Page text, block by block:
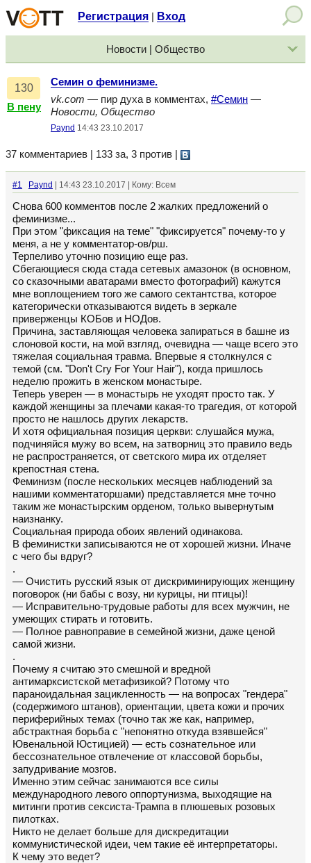
Регистрация Вход
Новости | Общество
130
В пену
Семин о феминизме.
vk.com — пир духа в комментах, #Семин —
Новости, Общество
Paynd 14:43 23.10.2017
37 комментариев | 133 за, 3 против
#1 Paynd | 14:43 23.10.2017 | Кому: Всем
Снова 600 комментов после 2 жалких предложений о
феминизме...
При этом "фиксация на теме" "фиксируется" почему-то у
меня, а не у комментатор-ов/рш.
Терпеливо уточню позицию еще раз.
Сбегающиеся сюда стада сетевых амазонок (в основном,
со сказочными аватарами вместо фотографий) кажутся
мне воплощением того же самого сектантства, которое
категорически отказываются видеть в зеркале
приверженцы КОБов и НОДов.
Причина, заставляющая человека запираться в башне из
слоновой кости, на мой взгляд, очевидна — чаще всего это
тяжелая социальная травма. Впервые я столкнулся с
темой (см. "Don't Cry For Your Hair"), когда пришлось
неделю прожить в женском монастыре.
Теперь уверен — в монастырь не уходят просто так. У
каждой женщины за плечами какая-то трагедия, от которой
просто не нашлось других лекарств.
И хотя официальная позиция церкви: слушайся мужа,
подчиняйся мужу во всем, на затворниц это правило ведь
не распространяется, от светского мира их отделяет
крепостная стена.
Феминизм (после нескольких месяцев наблюдений за
нашими комментаторшами) представляется мне точно
таким же монастырским орденом, только вывернутым
наизнанку.
Социальная природа обоих явлений одинакова.
В феминистки записываются не от хорошей жизни. Иначе
с чего бы вдруг?
.
— Очистить русский язык от дискриминирующих женщину
поговорок (ни бабы с возу, ни курицы, ни птицы)!
— Исправительно-трудовые работы для всех мужчин, не
умеющих стирать и готовить.
— Полное равноправие в семейной жизни, даже ценой
самой жизни.
.
Почему я считаю это смешной и вредной
антимарксистской метафизикой? Потому что
параноидальная зацикленность — на вопросах "гендера"
(содержимого штанов), ориентации, цвета кожи и прочих
периферийных темах (точно так же как, например,
абстрактная борьба с "непонятно откуда взявшейся"
Ювенальной Юстицией) — есть сознательное или
бессознательное отвлечение от классовой борьбы,
запудривание мозгов.
Именно этим сейчас занимаются все силы
международного левого оппортунизма, выходящие на
митинги против сексиста-Трампа в плюшевых розовых
пилотках.
Никто не делает больше для дискредитации
коммунистической идеи, чем такие её интерпретаторы.
К чему это ведет?